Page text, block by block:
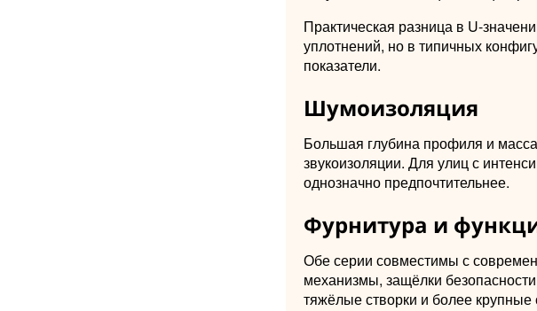
Практическая разница в U-
уплотнений, но в типичных
показатели.
Шумоизоляция
Большая глубина профиля и
звукоизоляции. Для улиц с
однозначно предпочтительнее.
Фурнитура и
Обе серии совместимы с
механизмы, защёлки
тяжёлые створки и более крупные